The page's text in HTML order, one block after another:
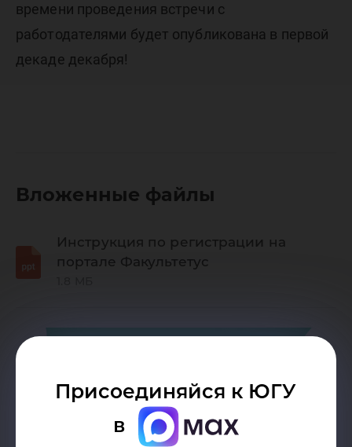
Присоединяйся к ЮГУ
в
времени проведения встречи с
работодателями будет опубликована в первой
декаде декабря!
Вложенные файлы
Инструкция по регистрации на
портале Факультетус